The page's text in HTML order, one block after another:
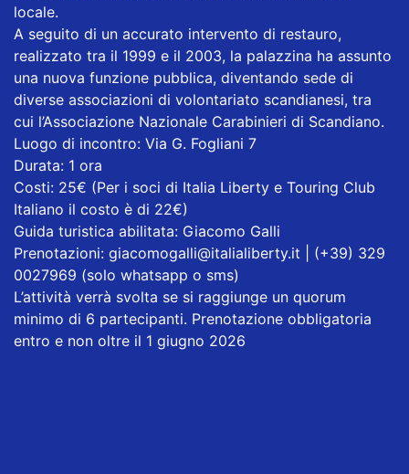
locale.
A seguito di un accurato intervento di restauro,
realizzato tra il 1999 e il 2003, la palazzina ha assunto
una nuova funzione pubblica, diventando sede di
diverse associazioni di volontariato scandianesi, tra
cui l’Associazione Nazionale Carabinieri di Scandiano.
Luogo di incontro: Via G. Fogliani 7
Durata: 1 ora
Costi: 25€ (Per i soci di Italia Liberty e Touring Club
Italiano il costo è di 22€)
Guida turistica abilitata: Giacomo Galli
Prenotazioni: giacomogalli@italialiberty.it | (+39) 329
0027969 (solo whatsapp o sms)
L’attività verrà svolta se si raggiunge un quorum
minimo di 6 partecipanti. Prenotazione obbligatoria
entro e non oltre il 1 giugno 2026